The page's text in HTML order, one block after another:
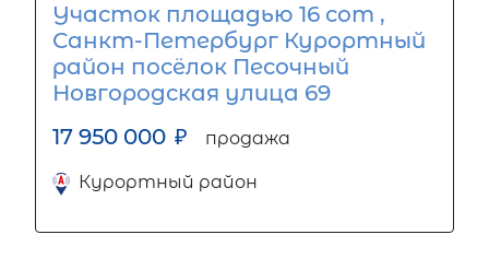
Участок площадью 16 сот ,
Санкт-Петербург Курортный
район посёлок Песочный
Новгородская улица 69
17 950 000 ₽ продажа
Курортный район